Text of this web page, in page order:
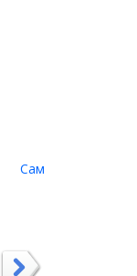
Самокат